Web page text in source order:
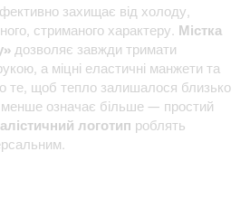
захищає від холоду,
стриманого характеру. Містка
дозволяє завжди тримати
а міцні еластичні манжети та
те, щоб тепло залишалося близько
означає більше — простий
логотип роблять